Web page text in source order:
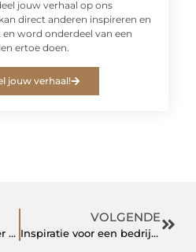
jouw verhaal op ons
direct anderen inspireren en
word onderdeel van een
ertoe doen.
jouw verhaal!
Reduzierte Anreize oder reizsuchendes Verhalten
VOLGENDE
Inspiratie voor een bedrijfsfeest: een verzorgde BBQ op locatie